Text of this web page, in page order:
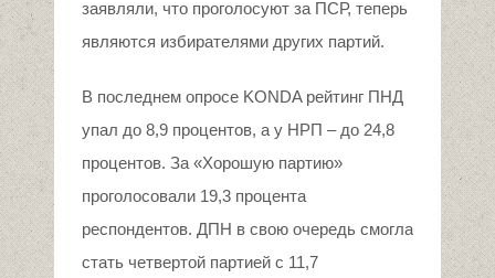
заявляли, что проголосуют за ПСР, теперь
являются избирателями других партий.
В последнем опросе KONDA рейтинг ПНД
упал до 8,9 процентов, а у НРП – до 24,8
процентов. За «Хорошую партию»
проголосовали 19,3 процента
респондентов. ДПН в свою очередь смогла
стать четвертой партией с 11,7